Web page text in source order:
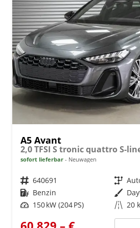
A5 Avant
2,0 TFSI S tronic quattro S-
sofort lieferbar Neuwagen
Fahrzeugnr. 640691 Getriebe
Kraftstoff Benzin Außenfarbe
Leistung 150 kW (204 PS) Kilometerstand 20